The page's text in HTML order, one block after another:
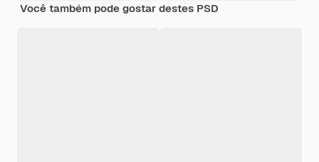
Você também pode gostar destes PSD